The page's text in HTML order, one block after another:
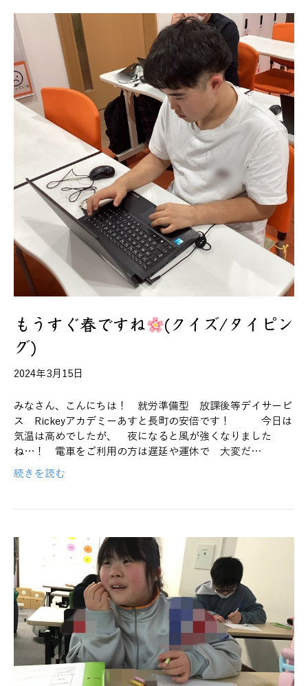
もうすぐ春ですね
(クイズ/タイピン
グ)
2024年3月15日
みなさん、こんにちは！ 就労準備型 放課後等デイサービ
ス Rickeyアカデミーあすと長町の安倍です！ 今日は
気温は高めでしたが、 夜になると風が強くなりました
ね…！ 電車をご利用の方は遅延や運休で 大変だ…
続きを読む